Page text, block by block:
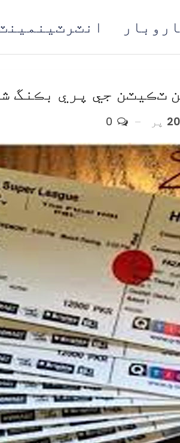
ٽڪيٽن جي پري بڪنگ
پر